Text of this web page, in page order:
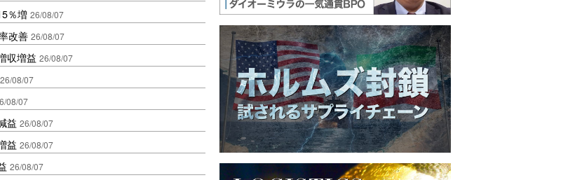
％増 26/08/07
改善 26/08/07
収増益 26/08/07
26/08/07
08/07
益 26/08/07
益 26/08/07
26/08/07